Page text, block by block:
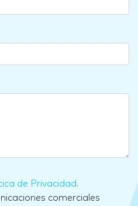
de Privacidad.
comerciales